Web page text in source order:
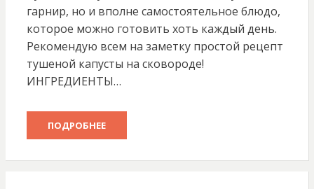
гарнир, но и вполне самостоятельное блюдо,
которое можно готовить хоть каждый день.
Рекомендую всем на заметку простой рецепт
тушеной капусты на сковороде!
ИНГРЕДИЕНТЫ…
ПОДРОБНЕЕ